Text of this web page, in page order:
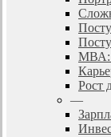
МВА:
Рост
—